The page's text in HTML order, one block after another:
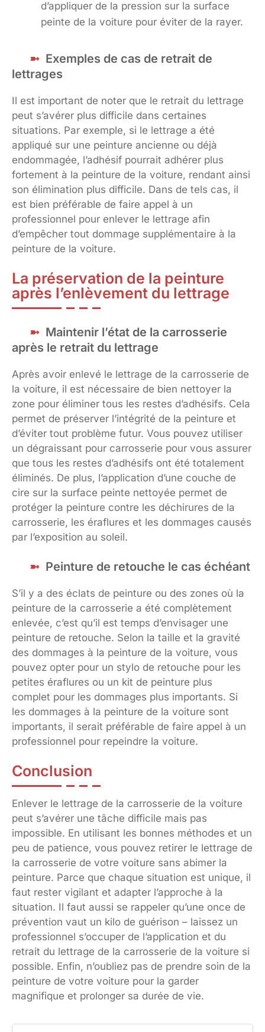
d’appliquer de la pression sur la surface
peinte de la voiture pour éviter de la rayer.
Exemples de cas de retrait de
lettrages
Il est important de noter que le retrait du lettrage
peut s’avérer plus difficile dans certaines
situations. Par exemple, si le lettrage a été
appliqué sur une peinture ancienne ou déjà
endommagée, l’adhésif pourrait adhérer plus
fortement à la peinture de la voiture, rendant ainsi
son élimination plus difficile. Dans de tels cas, il
est bien préférable de faire appel à un
professionnel pour enlever le lettrage afin
d’empêcher tout dommage supplémentaire à la
peinture de la voiture.
La préservation de la peinture
après l’enlèvement du lettrage
Maintenir l’état de la carrosserie
après le retrait du lettrage
Après avoir enlevé le lettrage de la carrosserie de
la voiture, il est nécessaire de bien nettoyer la
zone pour éliminer tous les restes d’adhésifs. Cela
permet de préserver l’intégrité de la peinture et
d’éviter tout problème futur. Vous pouvez utiliser
un dégraissant pour carrosserie pour vous assurer
que tous les restes d’adhésifs ont été totalement
éliminés. De plus, l’application d’une couche de
cire sur la surface peinte nettoyée permet de
protéger la peinture contre les déchirures de la
carrosserie, les éraflures et les dommages causés
par l’exposition au soleil.
Peinture de retouche le cas échéant
S’il y a des éclats de peinture ou des zones où la
peinture de la carrosserie a été complètement
enlevée, c’est qu’il est temps d’envisager une
peinture de retouche. Selon la taille et la gravité
des dommages à la peinture de la voiture, vous
pouvez opter pour un stylo de retouche pour les
petites éraflures ou un kit de peinture plus
complet pour les dommages plus importants. Si
les dommages à la peinture de la voiture sont
importants, il serait préférable de faire appel à un
professionnel pour repeindre la voiture.
Conclusion
Enlever le lettrage de la carrosserie de la voiture
peut s’avérer une tâche difficile mais pas
impossible. En utilisant les bonnes méthodes et un
peu de patience, vous pouvez retirer le lettrage de
la carrosserie de votre voiture sans abimer la
peinture. Parce que chaque situation est unique, il
faut rester vigilant et adapter l’approche à la
situation. Il faut aussi se rappeler qu’une once de
prévention vaut un kilo de guérison – laissez un
professionnel s’occuper de l’application et du
retrait du lettrage de la carrosserie de la voiture si
possible. Enfin, n’oubliez pas de prendre soin de la
peinture de votre voiture pour la garder
magnifique et prolonger sa durée de vie.